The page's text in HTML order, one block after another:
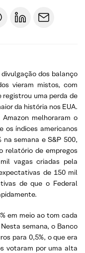
dos balanço
vieram mistos, com
registrou uma perda de
da história nos EUA.
melhoraram o
os índices americanos
na semana e S&P 500,
relatório de empregos
vagas criadas pela
de 150 mil
de que o Federal
em meio ao tom cada
semana, o Banco
para 0,5%, o que era
votaram por uma alta